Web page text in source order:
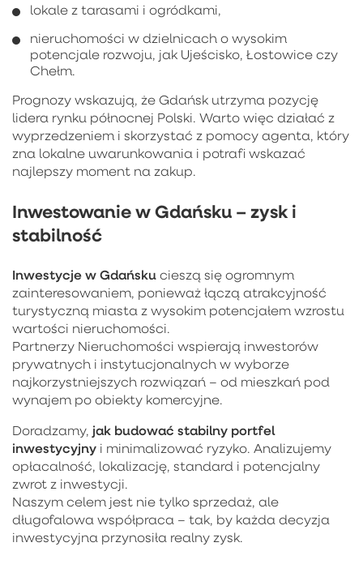
lokale z tarasami i ogródkami,
nieruchomości w dzielnicach o wysokim
potencjale rozwoju, jak Ujeścisko, Łostowice czy
Chełm.
Prognozy wskazują, że Gdańsk utrzyma pozycję
lidera rynku północnej Polski. Warto więc działać z
wyprzedzeniem i skorzystać z pomocy agenta, który
zna lokalne uwarunkowania i potrafi wskazać
najlepszy moment na zakup.
Inwestowanie w Gdańsku – zysk i
stabilność
Inwestycje w Gdańsku cieszą się ogromnym
zainteresowaniem, ponieważ łączą atrakcyjność
turystyczną miasta z wysokim potencjałem wzrostu
wartości nieruchomości.
Partnerzy Nieruchomości wspierają inwestorów
prywatnych i instytucjonalnych w wyborze
najkorzystniejszych rozwiązań – od mieszkań pod
wynajem po obiekty komercyjne.
Doradzamy, jak budować stabilny portfel
inwestycyjny i minimalizować ryzyko. Analizujemy
opłacalność, lokalizację, standard i potencjalny
zwrot z inwestycji.
Naszym celem jest nie tylko sprzedaż, ale
długofalowa współpraca – tak, by każda decyzja
inwestycyjna przynosiła realny zysk.